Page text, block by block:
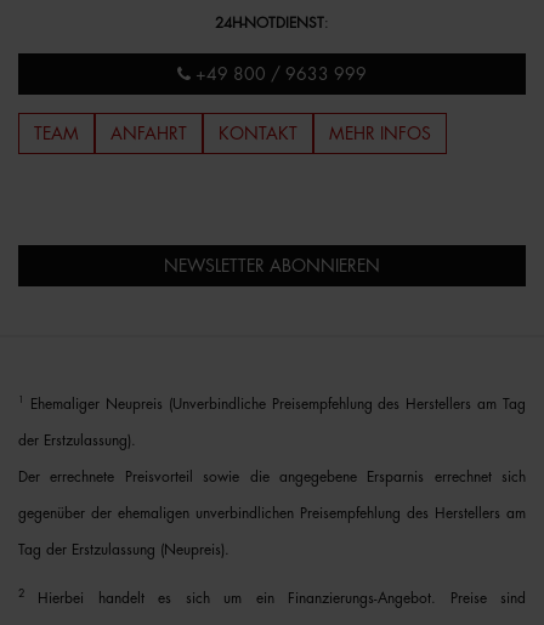
24H-NOTDIENST:
+49 800 / 9633 999
TEAM ANFAHRT KONTAKT MEHR INFOS
NEWSLETTER ABONNIEREN
Ehemaliger Neupreis (Unverbindliche Preisempfehlung des Herstellers am Tag
der Erstzulassung).
Der errechnete Preisvorteil sowie die angegebene Ersparnis errechnet sich
gegenüber der ehemaligen unverbindlichen Preisempfehlung des Herstellers am
Tag der Erstzulassung (Neupreis).
2 Hierbei handelt es sich um ein Finanzierungs-Angebot. Preise sind